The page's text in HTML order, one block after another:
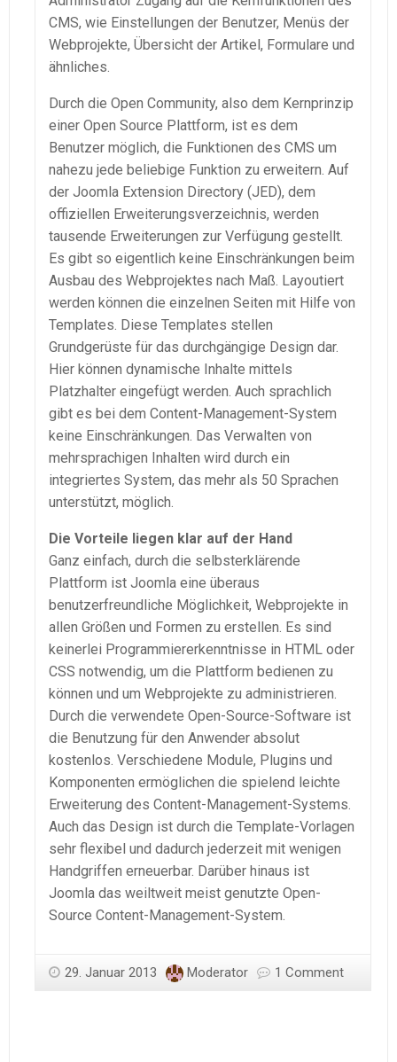
CMS, wie Einstellungen der Benutzer, Menüs der
Webprojekte, Übersicht der Artikel, Formulare und
ähnliches.
Durch die Open Community, also dem Kernprinzip
einer Open Source Plattform, ist es dem
Benutzer möglich, die Funktionen des CMS um
nahezu jede beliebige Funktion zu erweitern. Auf
der Joomla Extension Directory (JED), dem
offiziellen Erweiterungsverzeichnis, werden
tausende Erweiterungen zur Verfügung gestellt.
Es gibt so eigentlich keine Einschränkungen beim
Ausbau des Webprojektes nach Maß. Layoutiert
werden können die einzelnen Seiten mit Hilfe von
Templates. Diese Templates stellen
Grundgerüste für das durchgängige Design dar.
Hier können dynamische Inhalte mittels
Platzhalter eingefügt werden. Auch sprachlich
gibt es bei dem Content-Management-System
keine Einschränkungen. Das Verwalten von
mehrsprachigen Inhalten wird durch ein
integriertes System, das mehr als 50 Sprachen
unterstützt, möglich.
Die Vorteile liegen klar auf der Hand
Ganz einfach, durch die selbsterklärende
Plattform ist Joomla eine überaus
benutzerfreundliche Möglichkeit, Webprojekte in
allen Größen und Formen zu erstellen. Es sind
keinerlei Programmiererkenntnisse in HTML oder
CSS notwendig, um die Plattform bedienen zu
können und um Webprojekte zu administrieren.
Durch die verwendete Open-Source-Software ist
die Benutzung für den Anwender absolut
kostenlos. Verschiedene Module, Plugins und
Komponenten ermöglichen die spielend leichte
Erweiterung des Content-Management-Systems.
Auch das Design ist durch die Template-Vorlagen
sehr flexibel und dadurch jederzeit mit wenigen
Handgriffen erneuerbar. Darüber hinaus ist
Joomla das weiltweit meist genutzte Open-
Source Content-Management-System.
29. Januar 2013 Moderator 1 Comment